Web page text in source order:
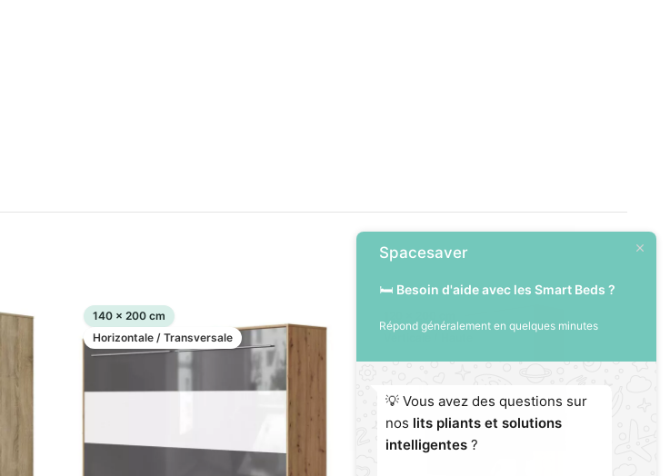
140 x 200 cm
Horizontale / Transversale
Spacesaver
🛏️ Besoin d'aide avec les Smart Beds ?
Répond généralement en quelques minutes
💡 Vous avez des questions sur
nos lits pliants et solutions
intelligentes ?